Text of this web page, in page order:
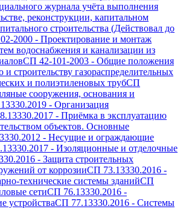
журнала учёта выполнения
реконструкции, капитальном
строительства (Действовал до
2000 - Проектирование и монтаж
водоснабжения и канализации из
СП 42-101-2003 - Общие положения
строительству газораспределительных
и полиэтиленовых трубСП
сооружения, основания и
- Организация
- Приёмка в эксплуатацию
объектов. Основные
- Несущие и ограждающие
- Изоляционные и отделочные
- Защита строительных
от коррозииСП 73.13330.2016 -
технические системы зданийСП
сетиСП 76.13330.2016 -
устройстваСП 77.13330.2016 - Системы